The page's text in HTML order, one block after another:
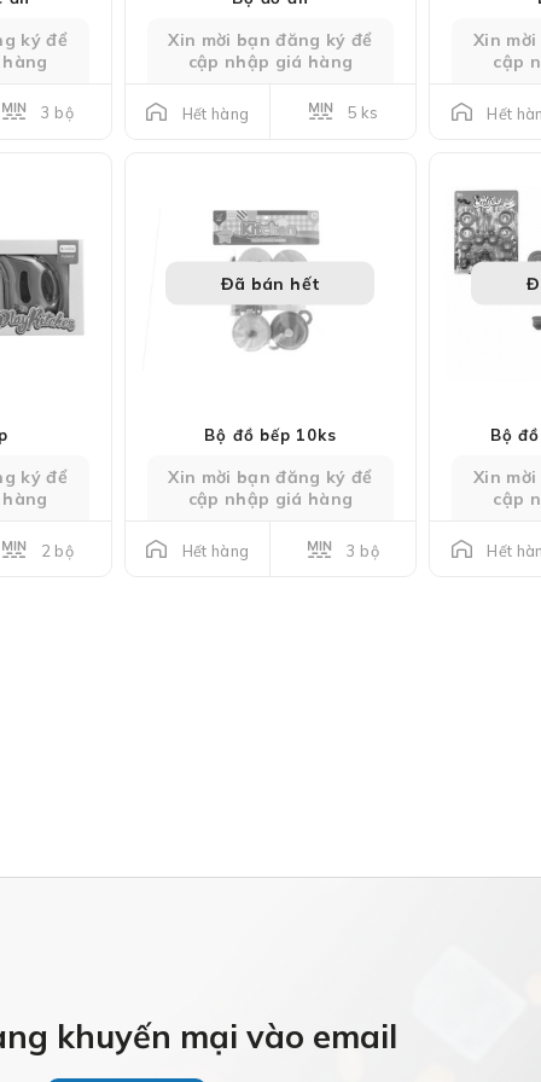
ký để
3 bộ
Xin mời bạn đăng ký để
cập nhập giá hàng
Hết hàng 5 ks
Xin
cập
Hết
ký để
2 bộ
Đã bán hết
Bộ đồ bếp 10ks
Xin mời bạn đăng ký để
cập nhập giá hàng
Hết hàng 3 bộ
Bộ
Xin
cập
Hết
khuyến mại vào email